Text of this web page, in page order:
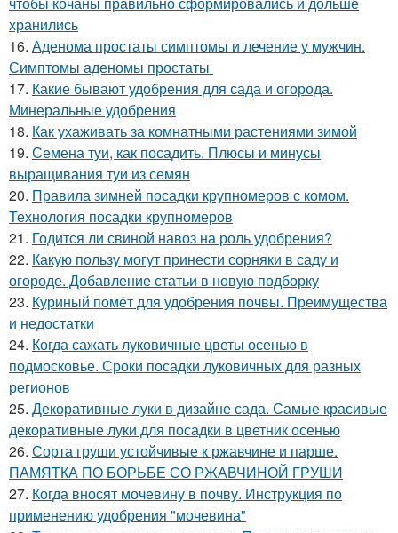
хранились
16. Аденома простаты симптомы и лечение у мужчин.
Симптомы аденомы простаты
17. Какие бывают удобрения для сада и огорода.
Минеральные удобрения
18. Как ухаживать за комнатными растениями зимой
19. Семена туи, как посадить. Плюсы и минусы
выращивания туи из семян
20. Правила зимней посадки крупномеров с комом.
Технология посадки крупномеров
21. Годится ли свиной навоз на роль удобрения?
22. Какую пользу могут принести сорняки в саду и
огороде. Добавление статьи в новую подборку
23. Куриный помёт для удобрения почвы. Преимущества
и недостатки
24. Когда сажать луковичные цветы осенью в
подмосковье. Сроки посадки луковичных для разных
регионов
25. Декоративные луки в дизайне сада. Самые красивые
декоративные луки для посадки в цветник осенью
26. Сорта груши устойчивые к ржавчине и парше.
ПАМЯТКА ПО БОРЬБЕ СО РЖАВЧИНОЙ ГРУШИ
27. Когда вносят мочевину в почву. Инструкция по
применению удобрения "мочевина"